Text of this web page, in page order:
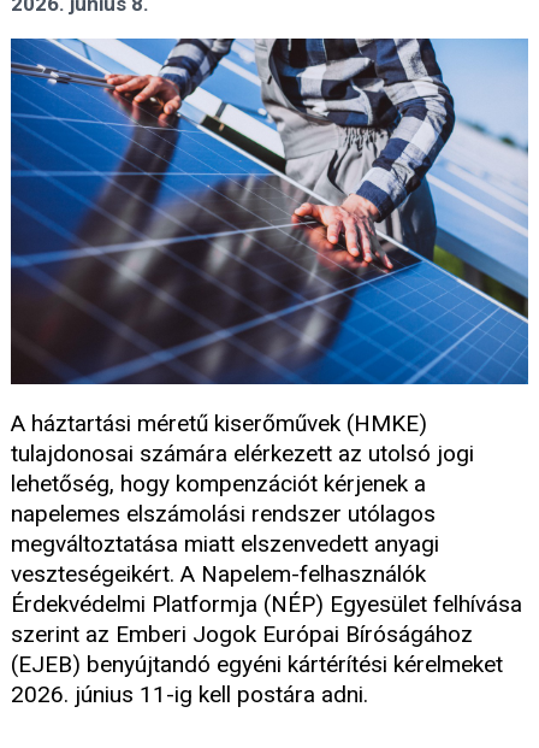
A háztartási méretű kiserőművek (HMKE)
tulajdonosai számára elérkezett az utolsó jogi
lehetőség, hogy kompenzációt kérjenek a
napelemes elszámolási rendszer utólagos
megváltoztatása miatt elszenvedett anyagi
veszteségeikért. A Napelem-felhasználók
Érdekvédelmi Platformja (NÉP) Egyesület felhívása
szerint az Emberi Jogok Európai Bíróságához
(EJEB) benyújtandó egyéni kártérítési kérelmeket
2026. június 11-ig kell postára adni.